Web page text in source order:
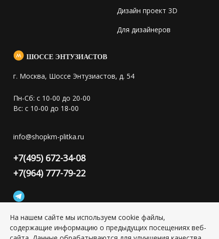
Дизайн проект 3D
Для дизайнеров
ШОССЕ ЭНТУЗИАСТОВ
г. Москва, Шоссе Энтузиастов, д. 54
Пн-Сб: с 10-00 до 20-00
Вс: с 10-00 до 18-00
info@shopkm-plitka.ru
+7(495) 672-34-08
+7(964) 777-79-22
Конфиденциальность персональной информации
На нашем сайте мы используем cookie файлы,
содержащие информацию о предыдущих посещениях веб-